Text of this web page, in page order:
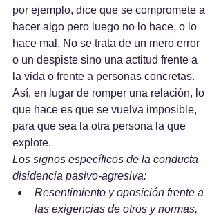
por ejemplo, dice que se compromete a
hacer algo pero luego no lo hace, o lo
hace mal. No se trata de un mero error
o un despiste sino una actitud frente a
la vida o frente a personas concretas.
Así, en lugar de romper una relación, lo
que hace es que se vuelva imposible,
para que sea la otra persona la que
explote.
Los signos específicos de la conducta
disidencia pasivo-agresiva:
Resentimiento y oposición frente a
las exigencias de otros y normas,